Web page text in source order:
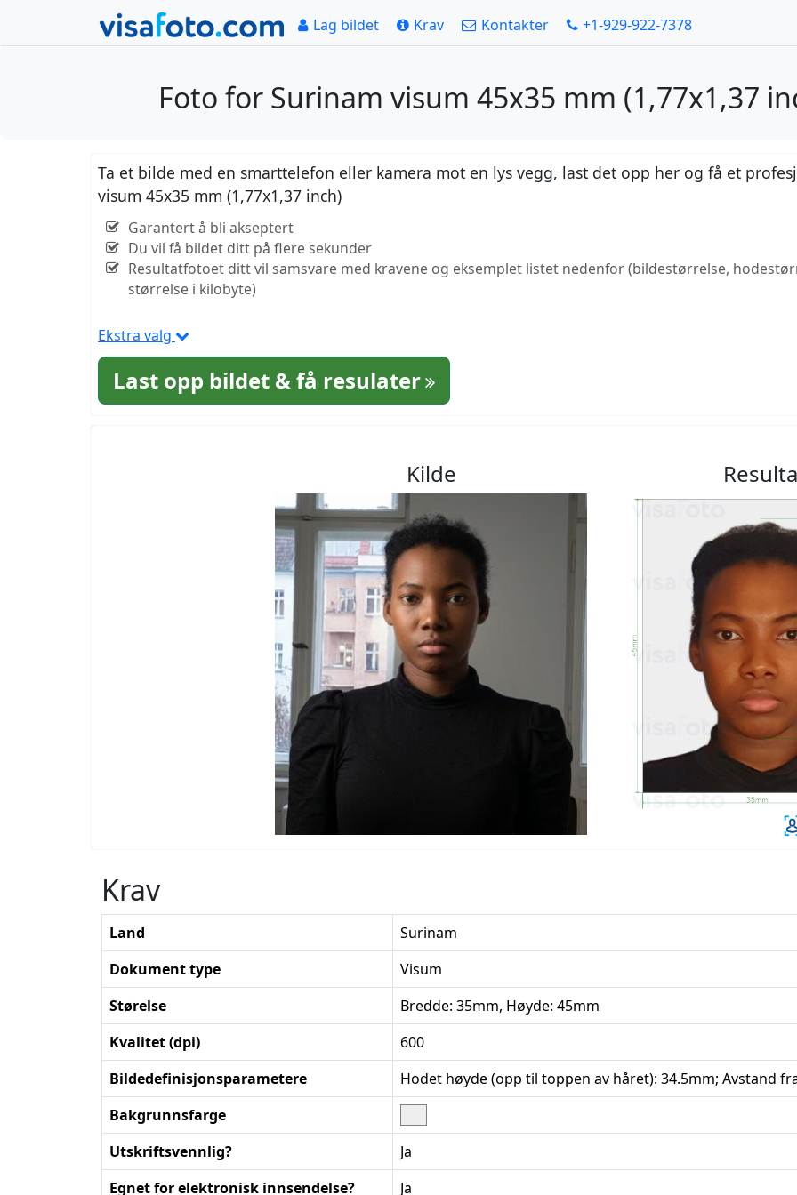
Lag bildet Krav Kontakter +1-929-922-7378
Foto for Surinam visum 45x35 mm (1,77x1,37
Ta et bilde med en smarttelefon eller kamera mot en lys vegg, last det opp her og få et
visum 45x35 mm (1,77x1,37 inch)
Garantert å bli akseptert
Du vil få bildet ditt på flere sekunder
Resultatfotoet ditt vil samsvare med kravene og eksemplet listet nedenfor (bildestørrelse,
størrelse i kilobyte)
Ekstra valg
Last opp bildet & få resulater
Kilde
Krav
Land
Surinam
Dokument type
Visum
Størelse
Bredde: 35mm, Høyde: 45mm
Kvalitet (dpi)
600
Bildedefinisjonsparametere
Hodet høyde (opp til toppen av håret): 34.5mm; Avstand
Bakgrunnsfarge
Utskriftsvennlig?
Ja
Egnet for elektronisk innsendelse?
Ja